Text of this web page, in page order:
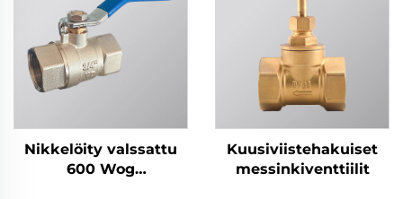
Nikkelöity valssattu
600 Wog
Kuusiviistehakuiset
messinkiventtiilit